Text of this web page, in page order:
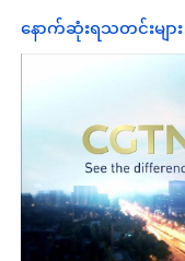
နောက်ဆုံးရသတင်းများ